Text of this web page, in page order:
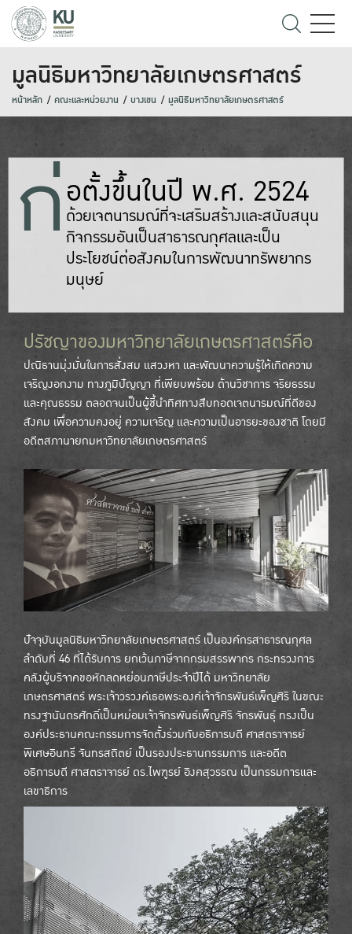
มูลนิธิมหาวิทยาลัยเกษตรศาสตร์
หน้าหลัก คณะและหน่วยงาน บางเขน มูลนิธิมหาวิทยาลัยเกษตรศาสตร์
ก่อตั้งขึ้นในปี พ.ศ. 2524
ด้วยเจตนารมณ์ที่จะเสริมสร้างและสนับสนุน
กิจกรรมอันเป็นสาธารณกุศลและเป็น
ประโยชน์ต่อสังคมในการพัฒนาทรัพยากร
มนุษย์
ปรัชญาของมหาวิทยาลัยเกษตรศาสตร์คือ
ปณิธานมุ่งมั่นในการสั่งสม แสวงหา และพัฒนาความรู้ให้เกิดความ
เจริญงอกงาม ทางภูมิปัญญา ที่เพียบพร้อม ด้านวิชาการ จริยธรรม
และคุณธรรม ตลอดจนเป็นผู้ชี้นำทิศทางสืบทอดเจตนารมณ์ที่ดีของ
สังคม เพื่อความคงอยู่ ความเจริญ และความเป็นอารยะของชาติ โดยมี
อดีตสภานายกมหาวิทยาลัยเกษตรศาสตร์
ปัจจุบันมูลนิธิมหาวิทยาลัยเกษตรศาสตร์ เป็นองค์กรสาธารณกุศล
ลำดับที่ 46 ที่ได้รับการ ยกเว้นภาษีจากกรมสรรพากร กระทรวงการ
คลังผู้บริจาคขอหักลดหย่อนภาษีประจำปีได้ มหาวิทยาลัย
เกษตรศาสตร์ พระเจ้าวรวงค์เธอพระองค์เจ้าจักรพันธ์เพ็ญศิริ ในขณะ
ทรงฐานันดรศักดิ์เป็นหม่อมเจ้าจักรพันธ์เพ็ญศิริ จักรพันธุ์ ทรงเป็น
องค์ประธานคณะกรรมการจัดตั้งร่วมกับอธิการบดี ศาสตราจารย์
พิเศษอินทรี จันทรสถิตย์ เป็นรองประธานกรรมการ และอดีต
อธิการบดี ศาสตราจารย์ ดร.ไพฑูรย์ อิงคสุวรรณ เป็นกรรมการและ
เลขาธิการ